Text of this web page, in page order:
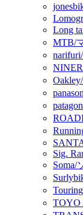
Long
MTB/
Sig.
Soma/
TOYO